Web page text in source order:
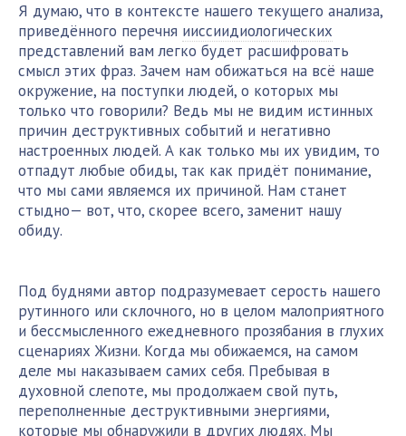
Я думаю, что в контексте нашего текущего анализа,
приведённого перечня ииссиидиологических
представлений вам легко будет расшифровать
смысл этих фраз. Зачем нам обижаться на всё наше
окружение, на поступки людей, о которых мы
только что говорили? Ведь мы не видим истинных
причин деструктивных событий и негативно
настроенных людей. А как только мы их увидим, то
отпадут любые обиды, так как придёт понимание,
что мы сами являемся их причиной. Нам станет
стыдно— вот, что, скорее всего, заменит нашу
обиду.
Под буднями автор подразумевает серость нашего
рутинного или склочного, но в целом малоприятного
и бессмысленного ежедневного прозябания в глухих
сценариях Жизни. Когда мы обижаемся, на самом
деле мы наказываем самих себя. Пребывая в
духовной слепоте, мы продолжаем свой путь,
переполненные деструктивными энергиями,
которые мы обнаружили в других людях. Мы